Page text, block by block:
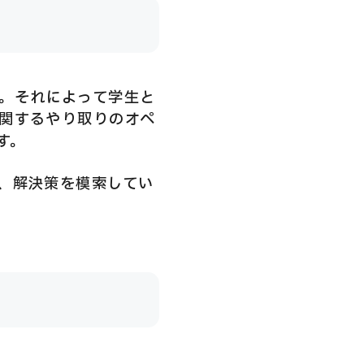
それによって学生と
するやり取りのオペ
解決策を模索してい